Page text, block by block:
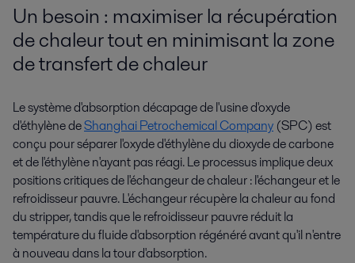
Un besoin : maximiser la récupération
de chaleur tout en minimisant la zone
de transfert de chaleur
Le système d'absorption décapage de l'usine d'oxyde
d'éthylène deShanghai Petrochemical Company (SPC) est
conçu pour séparer l'oxyde d'éthylène du dioxyde de carbone
et de l'éthylène n'ayant pas réagi. Le processus implique deux
positions critiques de l'échangeur de chaleur : l'échangeur et le
refroidisseur pauvre. L'échangeur récupère la chaleur au fond
du stripper, tandis que le refroidisseur pauvre réduit la
température du fluide d'absorption régénéré avant qu'il n'entre
à nouveau dans la tour d'absorption.